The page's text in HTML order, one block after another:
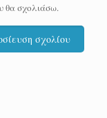
θα σχολιάσω.